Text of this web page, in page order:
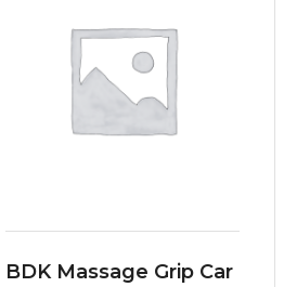
BDK Massage Grip Car